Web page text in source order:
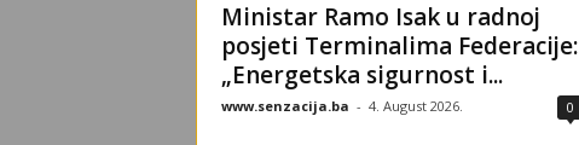
Ministar Ramo Isak u radnoj
posjeti Terminalima Federacije:
„Energetska sigurnost i...
www.senzacija.ba - 4. August 2026. 0